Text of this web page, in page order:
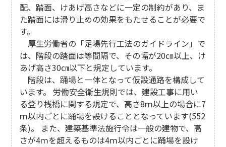
配、踏面、けあげ高さなどに一定の制約があり、ま
た踏面には滑り止めの効果をもたせることが必要で
す。
厚生労働省の「足場先行工法のガイドライン」で
は、階段の踏面は等間隔で、その幅が20㎝以上、け
あげ高さ30㎝以下と規定しています。
階段は、踊場と一体となって仮設通路を構成して
います。 労働安全衛生規則では、建設工事に用い
る登り桟橋に関する規定で、高さ8ｍ以上の場合に7
ｍ以内ごとに踊場を設けることとなっています(552
条)。 また、建築基準法施行令は一般の建物で、高
さが4ｍを超えるものは4ｍ以内ごとに踊場を設け